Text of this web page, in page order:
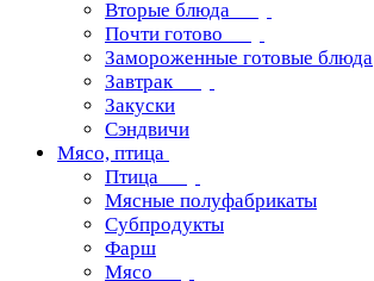
Вторые блюда
Почти готово
Замороженные готовые блюда
Завтрак
Закуски
Сэндвичи
Мясо, птица
Птица
Мясные полуфабрикаты
Субпродукты
Фарш
Мясо